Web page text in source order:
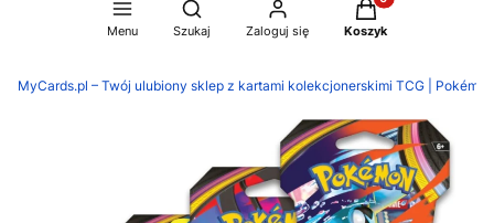
Menu
Otwórz wyszukiwarkę
Szukaj Zaloguj się
Produkty w
Koszyk
MyCards.pl – Twój ulubiony sklep z kartami kolekcjonerskimi TCG |